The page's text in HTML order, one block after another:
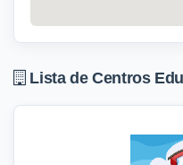
Lista de Centros